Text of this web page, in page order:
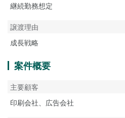
継続勤務想定
譲渡理由
成長戦略
案件概要
主要顧客
印刷会社、広告会社